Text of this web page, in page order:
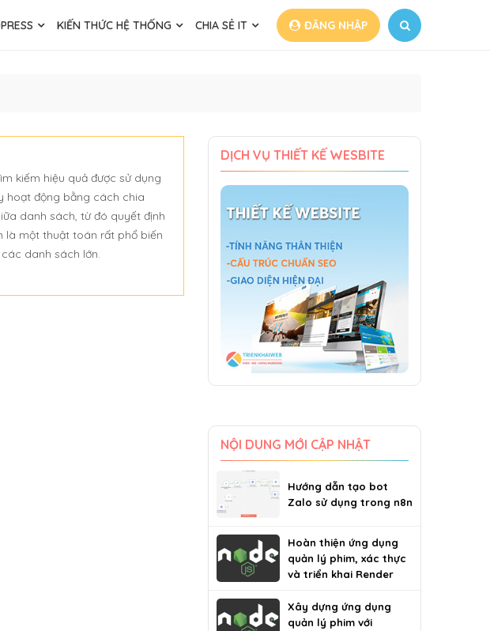
KIẾN THỨC HỆ THỐNG CHIA SẺ IT ĐĂNG NHẬP
kiếm hiệu quả được sử dụng
hoạt động bằng cách chia
danh sách, từ đó quyết định
là một thuật toán rất phổ biến
danh sách lớn.
DỊCH VỤ THIẾT KẾ WESBITE
NỘI DUNG MỚI CẬP NHẬT
Hướng dẫn tạo bot
Zalo sử dụng trong n8n
Hoàn thiện ứng dụng
quản lý phim, xác thực
và triển khai Render
Xây dựng ứng dụng
quản lý phim với